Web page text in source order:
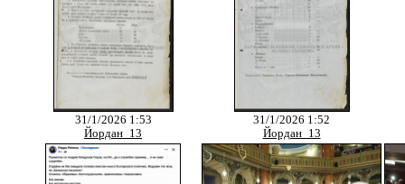
31/1/2026 1:53
Йордан_13
31/1/2026 1:52
Йордан_13